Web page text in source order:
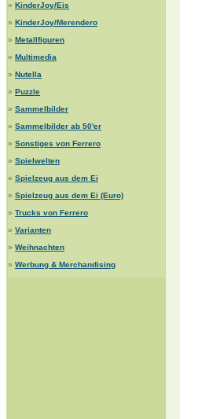
» KinderJoy/Eis
» KinderJoy/Merendero
» Metallfiguren
» Multimedia
» Nutella
» Puzzle
» Sammelbilder
» Sammelbilder ab 50'er
» Sonstiges von Ferrero
» Spielwelten
» Spielzeug aus dem Ei
» Spielzeug aus dem Ei (Euro)
» Trucks von Ferrero
» Varianten
» Weihnachten
» Werbung & Merchandising